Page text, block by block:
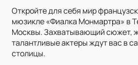
Откройте для себя мир
мюзикле «Фиалка Монмартра» в
Москвы. Захватывающий сюжет,
талантливые актеры ждут вас в
столицы.